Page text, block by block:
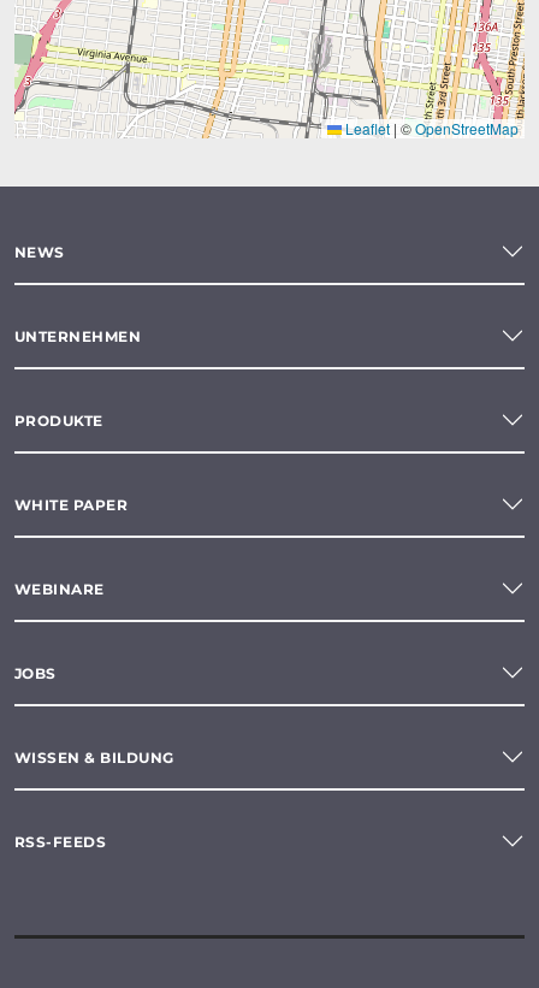
Leaflet | ©OpenStreetMap
NEWS
UNTERNEHMEN
PRODUKTE
WHITE PAPER
WEBINARE
JOBS
WISSEN & BILDUNG
RSS-FEEDS